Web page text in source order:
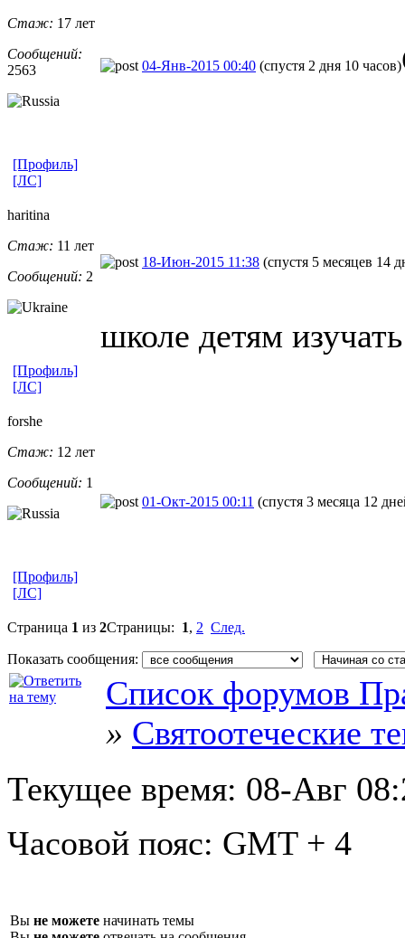
Стаж: 17 лет
Сообщений:
2563
04-Янв-2015 00:40 (спустя 2 дня 10 часов)
[Профиль]
[ЛС]
haritina
Стаж: 11 лет
Сообщений: 2
18-Июн-2015 11:38 (спустя 5 месяцев 14
школе детям
[Профиль]
[ЛС]
forshe
Стаж: 12 лет
Сообщений: 1
01-Окт-2015 00:11 (спустя 3 месяца 12
[Профиль]
[ЛС]
Страница 1 из 2Страницы: 1, 2 След.
Показать сообщения:
Список форумов
» Святоотеческие
Текущее время: 08-Авг
Часовой пояс: GMT + 4
Вы не можете начинать темы